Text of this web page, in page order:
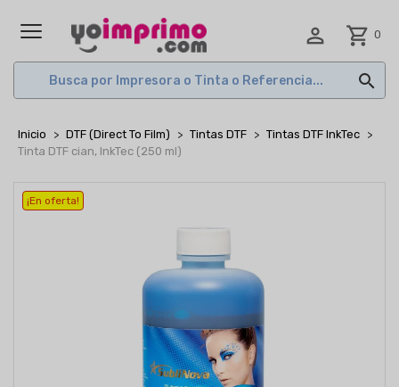
 shopping_cart 0

Inicio DTF (Direct To Film) Tintas DTF
Tintas DTF InkTec
Tinta DTF cian, InkTec (250 ml)
¡En oferta!